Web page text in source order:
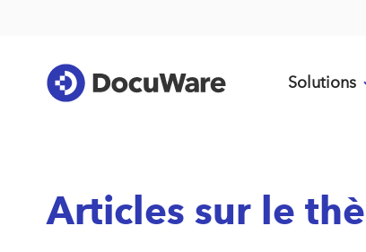
Solutions
Articles sur le